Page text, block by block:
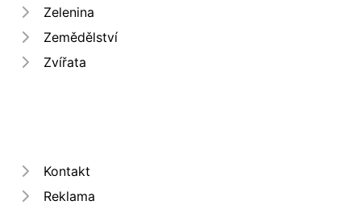
Zelenina
Zemědělství
Zvířata
Kontakt
Reklama